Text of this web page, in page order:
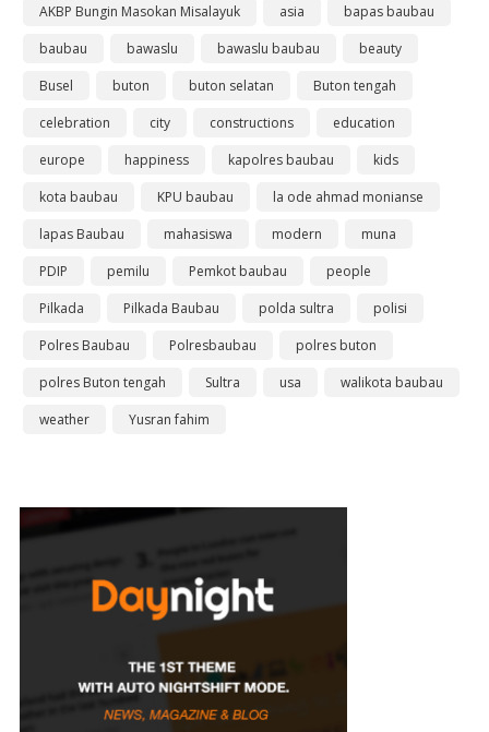
AKBP Bungin Masokan Misalayuk
asia
bapas baubau
baubau
bawaslu bawaslu baubau
beauty
Busel
buton buton selatan
Buton tengah
celebration
city constructions
education
europe
happiness kapolres baubau
kids
kota baubau
KPU baubau
la ode ahmad monianse
lapas Baubau
mahasiswa modern
muna
PDIP
pemilu Pemkot baubau
people
Pilkada
Pilkada Baubau polda sultra
polisi
Polres Baubau
Polresbaubau
polres buton
polres Buton tengah
Sultra usa
walikota baubau
weather
Yusran fahim